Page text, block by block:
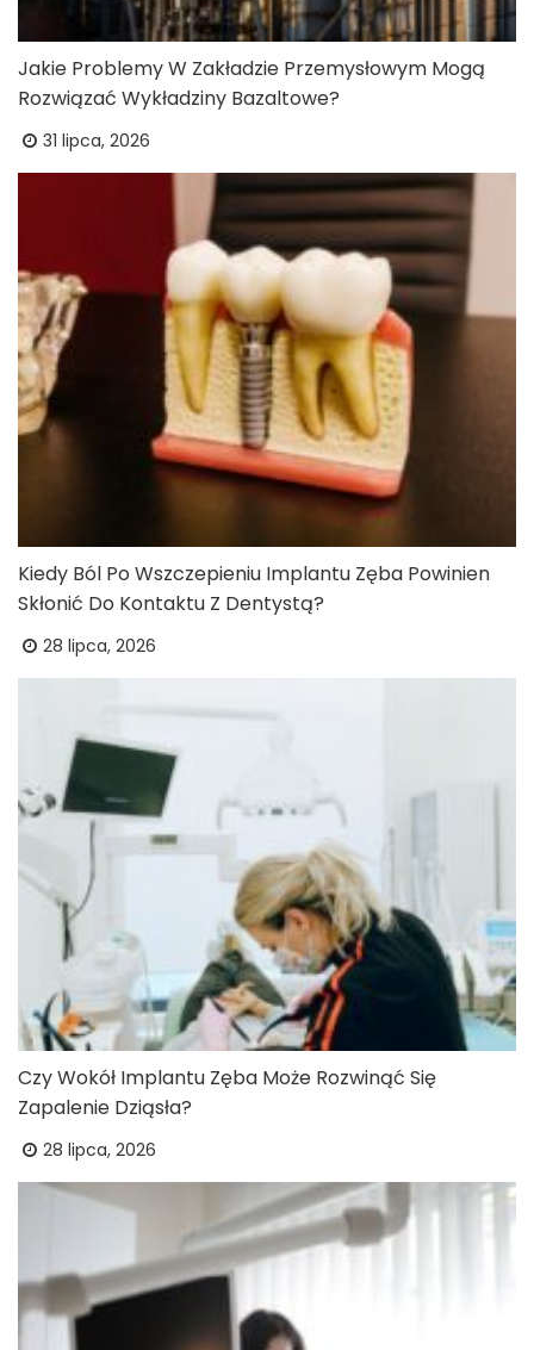
Jakie Problemy W Zakładzie Przemysłowym Mogą
Rozwiązać Wykładziny Bazaltowe?
31 lipca, 2026
Kiedy Ból Po Wszczepieniu Implantu Zęba Powinien
Skłonić Do Kontaktu Z Dentystą?
28 lipca, 2026
Czy Wokół Implantu Zęba Może Rozwinąć Się
Zapalenie Dziąsła?
28 lipca, 2026